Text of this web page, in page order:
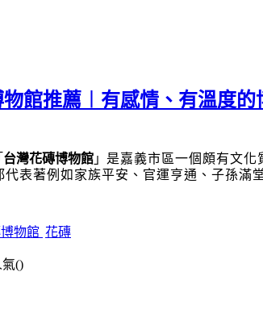
物館推薦︱有感情、有溫度
台灣花磚博物館 」 是嘉義市區一個頗有文
表著例如家族平安、官運亨通、子孫滿
物館 花磚
氣()